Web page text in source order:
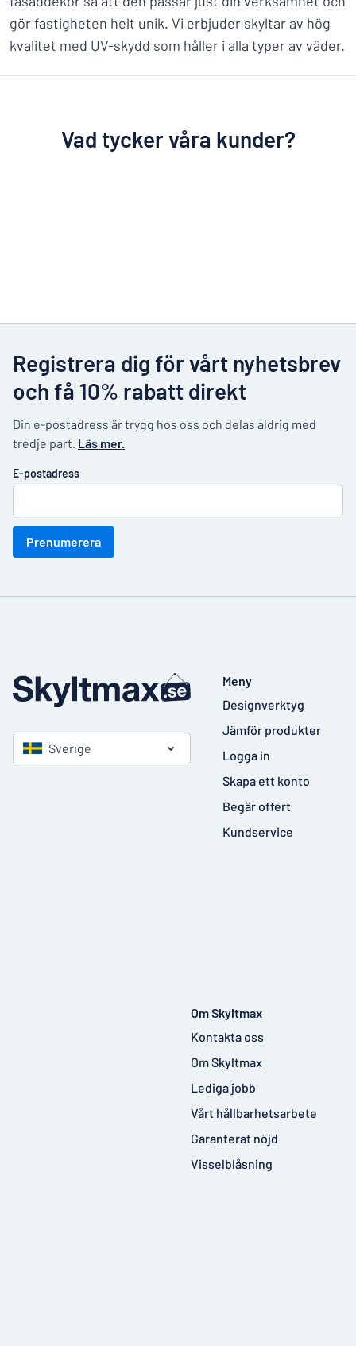
gör fastigheten helt unik. Vi erbjuder skyltar av hög
kvalitet med UV-skydd som håller i alla typer av väder.
Vad tycker våra kunder?
Registrera dig för vårt nyhetsbrev
och få 10% rabatt direkt
Din e-postadress är trygg hos oss och delas aldrig med
tredje part. Läs mer.
E-postadress
Prenumerera
Sverige
Meny
Designverktyg
Jämför produkter
Logga in
Skapa ett konto
Begär offert
Kundservice
Om Skyltmax
Kontakta oss
Om Skyltmax
Lediga jobb
Vårt hållbarhetsarbete
Garanterat nöjd
Visselblåsning